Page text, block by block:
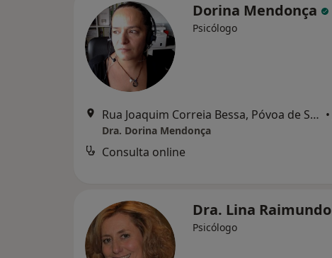
Dorina Mendonça
Psicólogo
Rua Joaquim Correia Bessa, Póvoa de Santa Iria •
Dra. Dorina Mendonça
Consulta online
Dra. Lina Raimundo
Psicólogo